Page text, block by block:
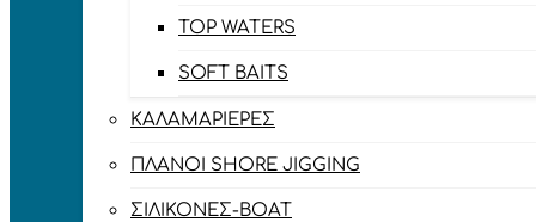
TOP WATERS
SOFT BAITS
ΚΑΛΑΜΑΡΙΈΡΕΣ
ΠΛΆΝΟΙ SHORE JIGGING
ΣΙΛΙΚΌΝΕΣ-BOAT